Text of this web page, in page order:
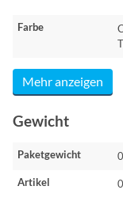
Farbe
Mehr anzeigen
Gewicht
Paketgewicht
Artikel